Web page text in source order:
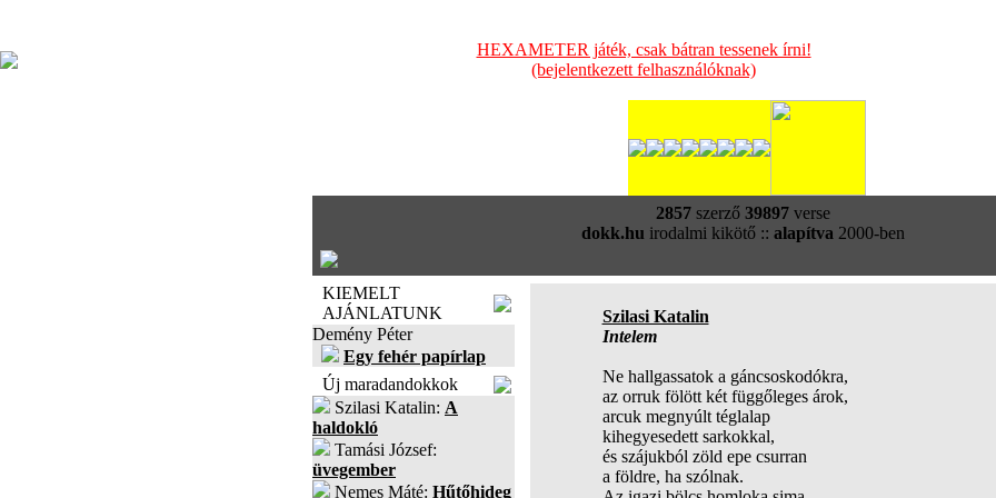
HEXAMETER játék, csak bátran tessenek írni!
(bejelentkezett felhasználóknak)
2857szerző 39897verse
dokk.hu irodalmi kikötő :: alapítva 2000-ben
KIEMELT
AJÁNLATUNK
Demény Péter
Egy fehér papírlap
Új maradandokkok
Szilasi Katalin: A
haldokló
Tamási József:
üvegember
Nemes Máté: Hűtőhideg
Szilasi Katalin
Intelem
Ne hallgassatok a gáncsoskodókra,
az orruk fölött két függőleges árok,
arcuk megnyúlt téglalap
kihegyesedett sarkokkal,
és szájukból zöld epe csurran
a földre, ha szólnak.